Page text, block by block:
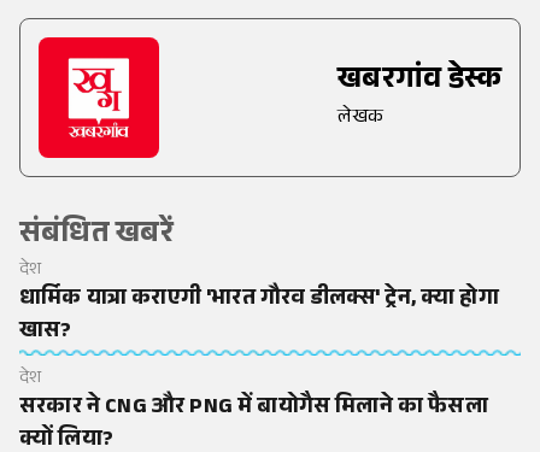
खबरगांव डेस्क
लेखक
संबंधित खबरें
देश
धार्मिक यात्रा कराएगी 'भारत गौरव डीलक्स' ट्रेन, क्या होगा
खास?
देश
सरकार ने CNG और PNG में बायोगैस मिलाने का फैसला
क्यों लिया?